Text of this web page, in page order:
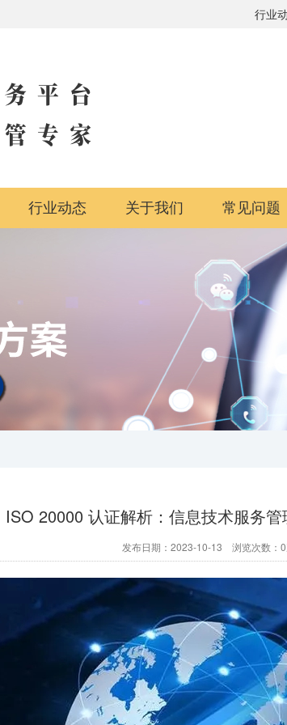
行业
行业动态 关于我们 常见问题
ISO 20000 认证解析：信息技术服务
发布日期：2023-10-13 浏览次数： 0